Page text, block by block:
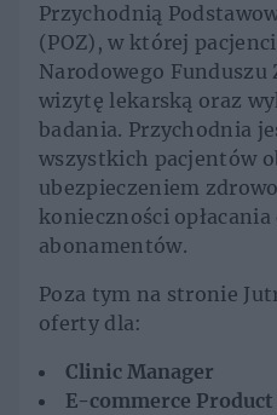
Przychodnią
(POZ), w której
Narodowego Funduszu
wizytę lekarską oraz
badania. Przychodnia
wszystkich pacjentów
ubezpieczeniem
konieczności
abonamentów.
Poza tym na stronie
oferty dla:
Clinic Manager
E-commerce